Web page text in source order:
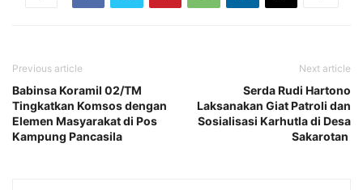
Previous article
Babinsa Koramil 02/TM
Tingkatkan Komsos dengan
Elemen Masyarakat di Pos
Kampung Pancasila
Next article
Serda Rudi Hartono
Laksanakan Giat Patroli dan
Sosialisasi Karhutla di Desa
Sakarotan